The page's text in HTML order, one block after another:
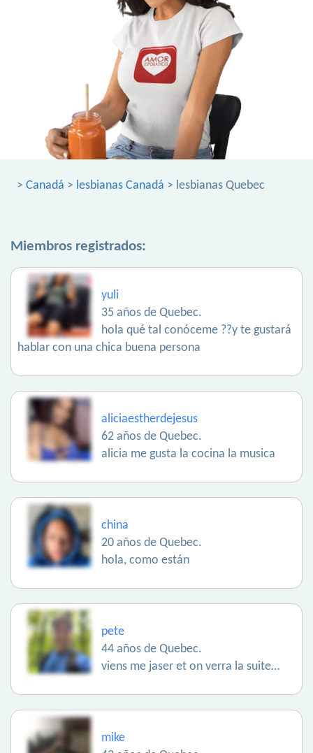
> Canadá > lesbianas Canadá > lesbianas Quebec
Miembros registrados:
yuli
35 años de Quebec.
hola qué tal conóceme ??y te gustará
hablar con una chica buena persona
aliciaestherdejesus
62 años de Quebec.
alicia me gusta la cocina la musica
china
20 años de Quebec.
hola, como están
pete
44 años de Quebec.
viens me jaser et on verra la suite…
mike